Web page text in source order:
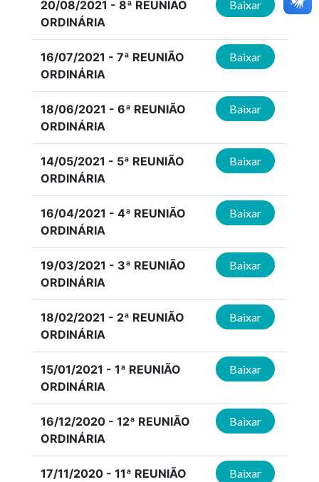
20/08/2021 - 8ª REUNIÃO
ORDINÁRIA
Baixar
16/07/2021 - 7ª REUNIÃO
ORDINÁRIA
Baixar
18/06/2021 - 6ª REUNIÃO
ORDINÁRIA
Baixar
14/05/2021 - 5ª REUNIÃO
ORDINÁRIA
Baixar
16/04/2021 - 4ª REUNIÃO
ORDINÁRIA
Baixar
19/03/2021 - 3ª REUNIÃO
ORDINÁRIA
Baixar
18/02/2021 - 2ª REUNIÃO
ORDINÁRIA
Baixar
15/01/2021 - 1ª REUNIÃO
ORDINÁRIA
Baixar
16/12/2020 - 12ª REUNIÃO
ORDINÁRIA
Baixar
17/11/2020 - 11ª REUNIÃO
Baixar